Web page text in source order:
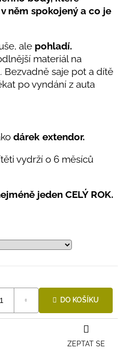
v něm spokojený a co je
ale pohladí.
materiál na
. Bezvadně saje pot a dítě
po vyndání z auta
dárek extendor.
vydrží o 6 měsíců
jeden CELÝ ROK.
DO KOŠÍKU
ZEPTAT SE